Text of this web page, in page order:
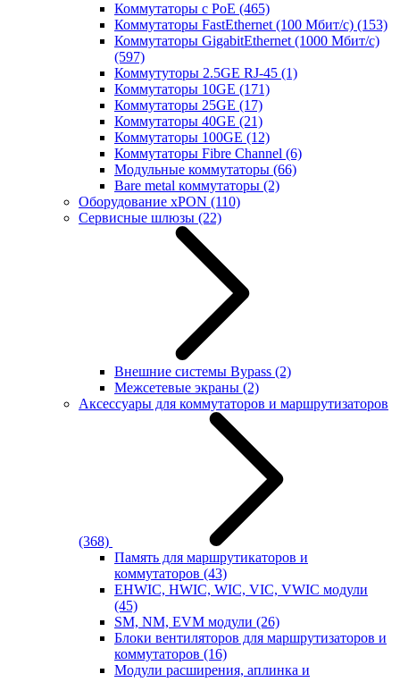
Коммутаторы с PoE (465)
Коммутаторы FastEthernet (100 Мбит/с) (153)
Коммутаторы GigabitEthernet (1000 Мбит/с)
(597)
Коммутуторы 2.5GE RJ-45 (1)
Коммутаторы 10GE (171)
Коммутаторы 25GE (17)
Коммутаторы 40GE (21)
Коммутаторы 100GE (12)
Коммутаторы Fibre Channel (6)
Модульные коммутаторы (66)
Bare metal коммутаторы (2)
Оборудование xPON (110)
Сервисные шлюзы (22)
Внешние системы Bypass (2)
Межсетевые экраны (2)
Аксессуары для коммутаторов и маршрутизаторов
(368)
Память для маршрутикаторов и
коммутаторов (43)
EHWIC, HWIC, WIC, VIC, VWIC модули
(45)
SM, NM, EVM модули (26)
Блоки вентиляторов для маршрутизаторов и
коммутаторов (16)
Модули расширения, аплинка и